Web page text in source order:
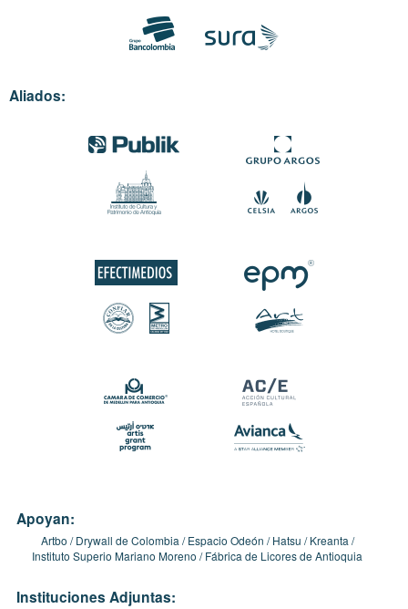
Aliados:
Apoyan:
Artbo Drywall de Colombia Espacio Odeón Hatsu
Kreanta
Instituto Superio Mariano Moreno
Fábrica de Licores de Antioquia
Instituciones Adjuntas: